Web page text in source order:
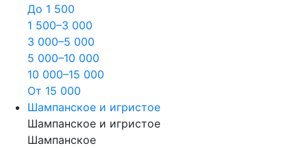
До 1 500
1 500–3 000
3 000–5 000
5 000–10 000
10 000–15 000
От 15 000
Шампанское и игристое
Шампанское и игристое
Шампанское